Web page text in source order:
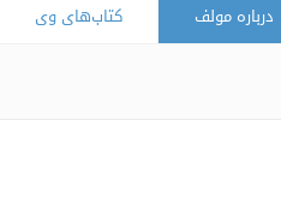
درباره مولف کتاب‌های وی